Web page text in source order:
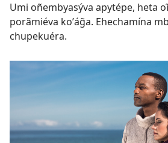
Umi oñembyasýva apytépe, heta
porãmiéva koʼág̃a. Ehechamína
chupekuéra.